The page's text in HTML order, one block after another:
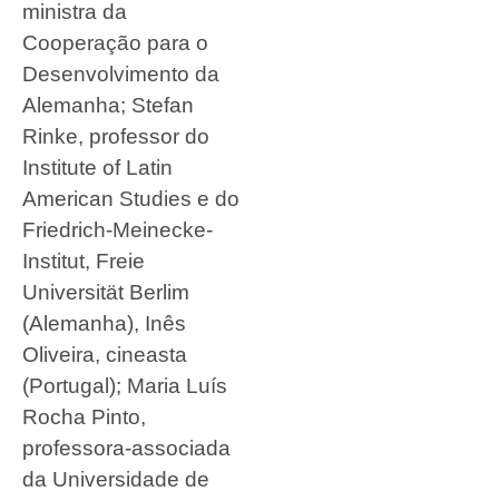
ministra da
Cooperação para o
Desenvolvimento da
Alemanha; Stefan
Rinke, professor do
Institute of Latin
American Studies e do
Friedrich-Meinecke-
Institut, Freie
Universität Berlim
(Alemanha), Inês
Oliveira, cineasta
(Portugal); Maria Luís
Rocha Pinto,
professora-associada
da Universidade de